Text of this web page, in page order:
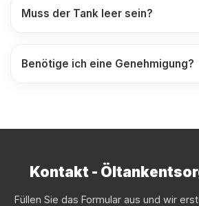
Muss der Tank leer sein?
Benötige ich eine Genehmigung?
Kontakt -
Füllen Sie das Formular aus und wir